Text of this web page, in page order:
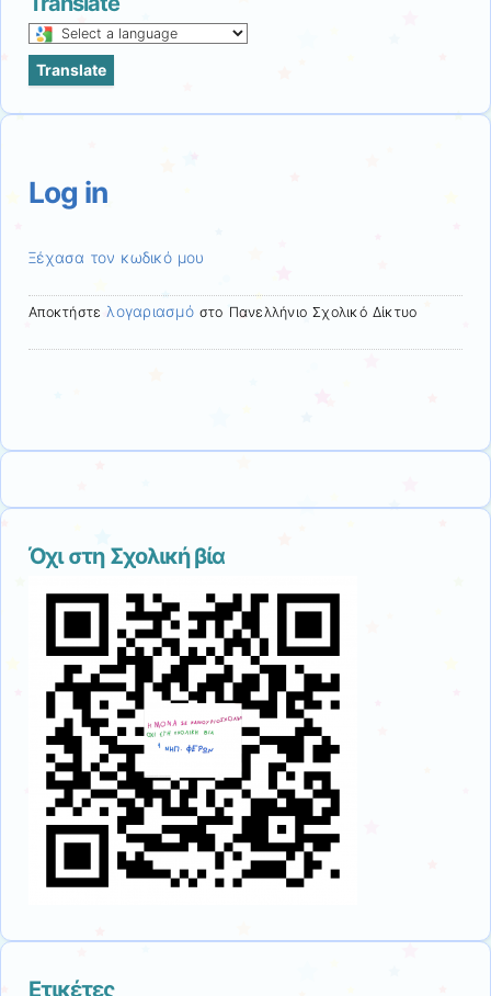
Select
a
page
Translate
Log in
Ξέχασα τον κωδικό μου
Αποκτήστε λογαριασμόστο Πανελλήνιο Σχολικό Δίκτυο
Όχι στη Σχολική βία
Ετικέτες